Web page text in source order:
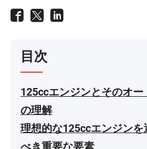
目次
125ccエンジンとそのオー
の理解
理想的な125ccエンジン
べき重要な要素